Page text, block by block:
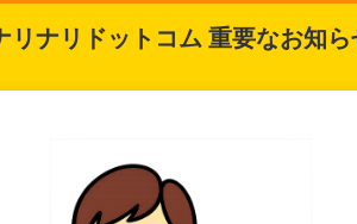
リナリドットコム 重要なお知ら